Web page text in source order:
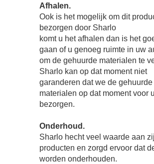
Afhalen.
Ook is het mogelijk om dit
bezorgen door Sharlo
komt u het afhalen dan is het
gaan of u genoeg ruimte in uw
om de gehuurde materialen te
Sharlo kan op dat moment niet
garanderen dat we de gehuurde
materialen op dat moment voor
bezorgen.
Onderhoud.
Sharlo hecht veel waarde aan
producten en zorgd ervoor dat
worden onderhouden.